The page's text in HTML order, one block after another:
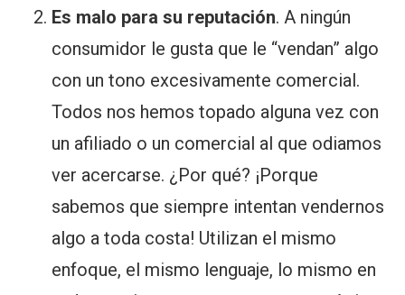
Es malo para su reputación. A ningún
consumidor le gusta que le “vendan” algo
con un tono excesivamente comercial.
Todos nos hemos topado alguna vez con
un afiliado o un comercial al que odiamos
ver acercarse. ¿Por qué? ¡Porque
sabemos que siempre intentan vendernos
algo a toda costa! Utilizan el mismo
enfoque, el mismo lenguaje, lo mismo en